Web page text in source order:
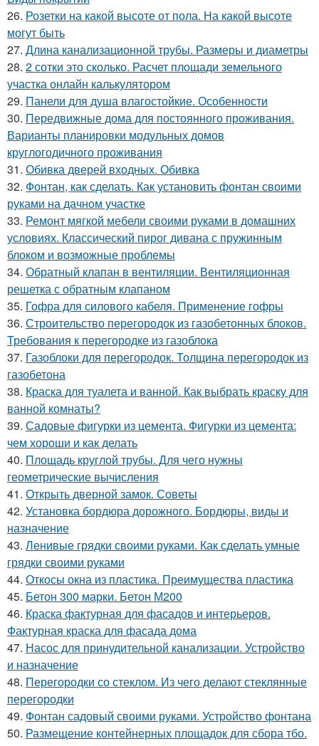
26. Розетки на какой высоте от пола. На какой высоте
могут быть
27. Длина канализационной трубы. Размеры и диаметры
28. 2 сотки это сколько. Расчет площади земельного
участка онлайн калькулятором
29. Панели для душа влагостойкие. Особенности
30. Передвижные дома для постоянного проживания.
Варианты планировки модульных домов
круглогодичного проживания
31. Обивка дверей входных. Обивка
32. Фонтан, как сделать. Как установить фонтан своими
руками на дачном участке
33. Ремонт мягкой мебели своими руками в домашних
условиях. Классический пирог дивана с пружинным
блоком и возможные проблемы
34. Обратный клапан в вентиляции. Вентиляционная
решетка с обратным клапаном
35. Гофра для силового кабеля. Применение гофры
36. Строительство перегородок из газобетонных блоков.
Требования к перегородке из газоблока
37. Газоблоки для перегородок. Толщина перегородок из
газобетона
38. Краска для туалета и ванной. Как выбрать краску для
ванной комнаты?
39. Садовые фигурки из цемента. Фигурки из цемента:
чем хороши и как делать
40. Площадь круглой трубы. Для чего нужны
геометрические вычисления
41. Открыть дверной замок. Советы
42. Установка бордюра дорожного. Бордюры, виды и
назначение
43. Ленивые грядки своими руками. Как сделать умные
грядки своими руками
44. Откосы окна из пластика. Преимущества пластика
45. Бетон 300 марки. Бетон М200
46. Краска фактурная для фасадов и интерьеров.
Фактурная краска для фасада дома
47. Насос для принудительной канализации. Устройство
и назначение
48. Перегородки со стеклом. Из чего делают стеклянные
перегородки
49. Фонтан садовый своими руками. Устройство фонтана
50. Размещение контейнерных площадок для сбора тбо.